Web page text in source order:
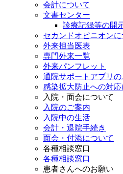
会計について
文書センター
診療記録等の開
セカンドオピニオンに
外来担当医表
専門外来一覧
外来パンフレット
通院サポートアプリの
感染拡大防止への対応
入院・面会について
入院のご案内
入院中の生活
会計・退院手続き
面会・付添について
各種相談窓口
各種相談窓口
患者さんへのお願い